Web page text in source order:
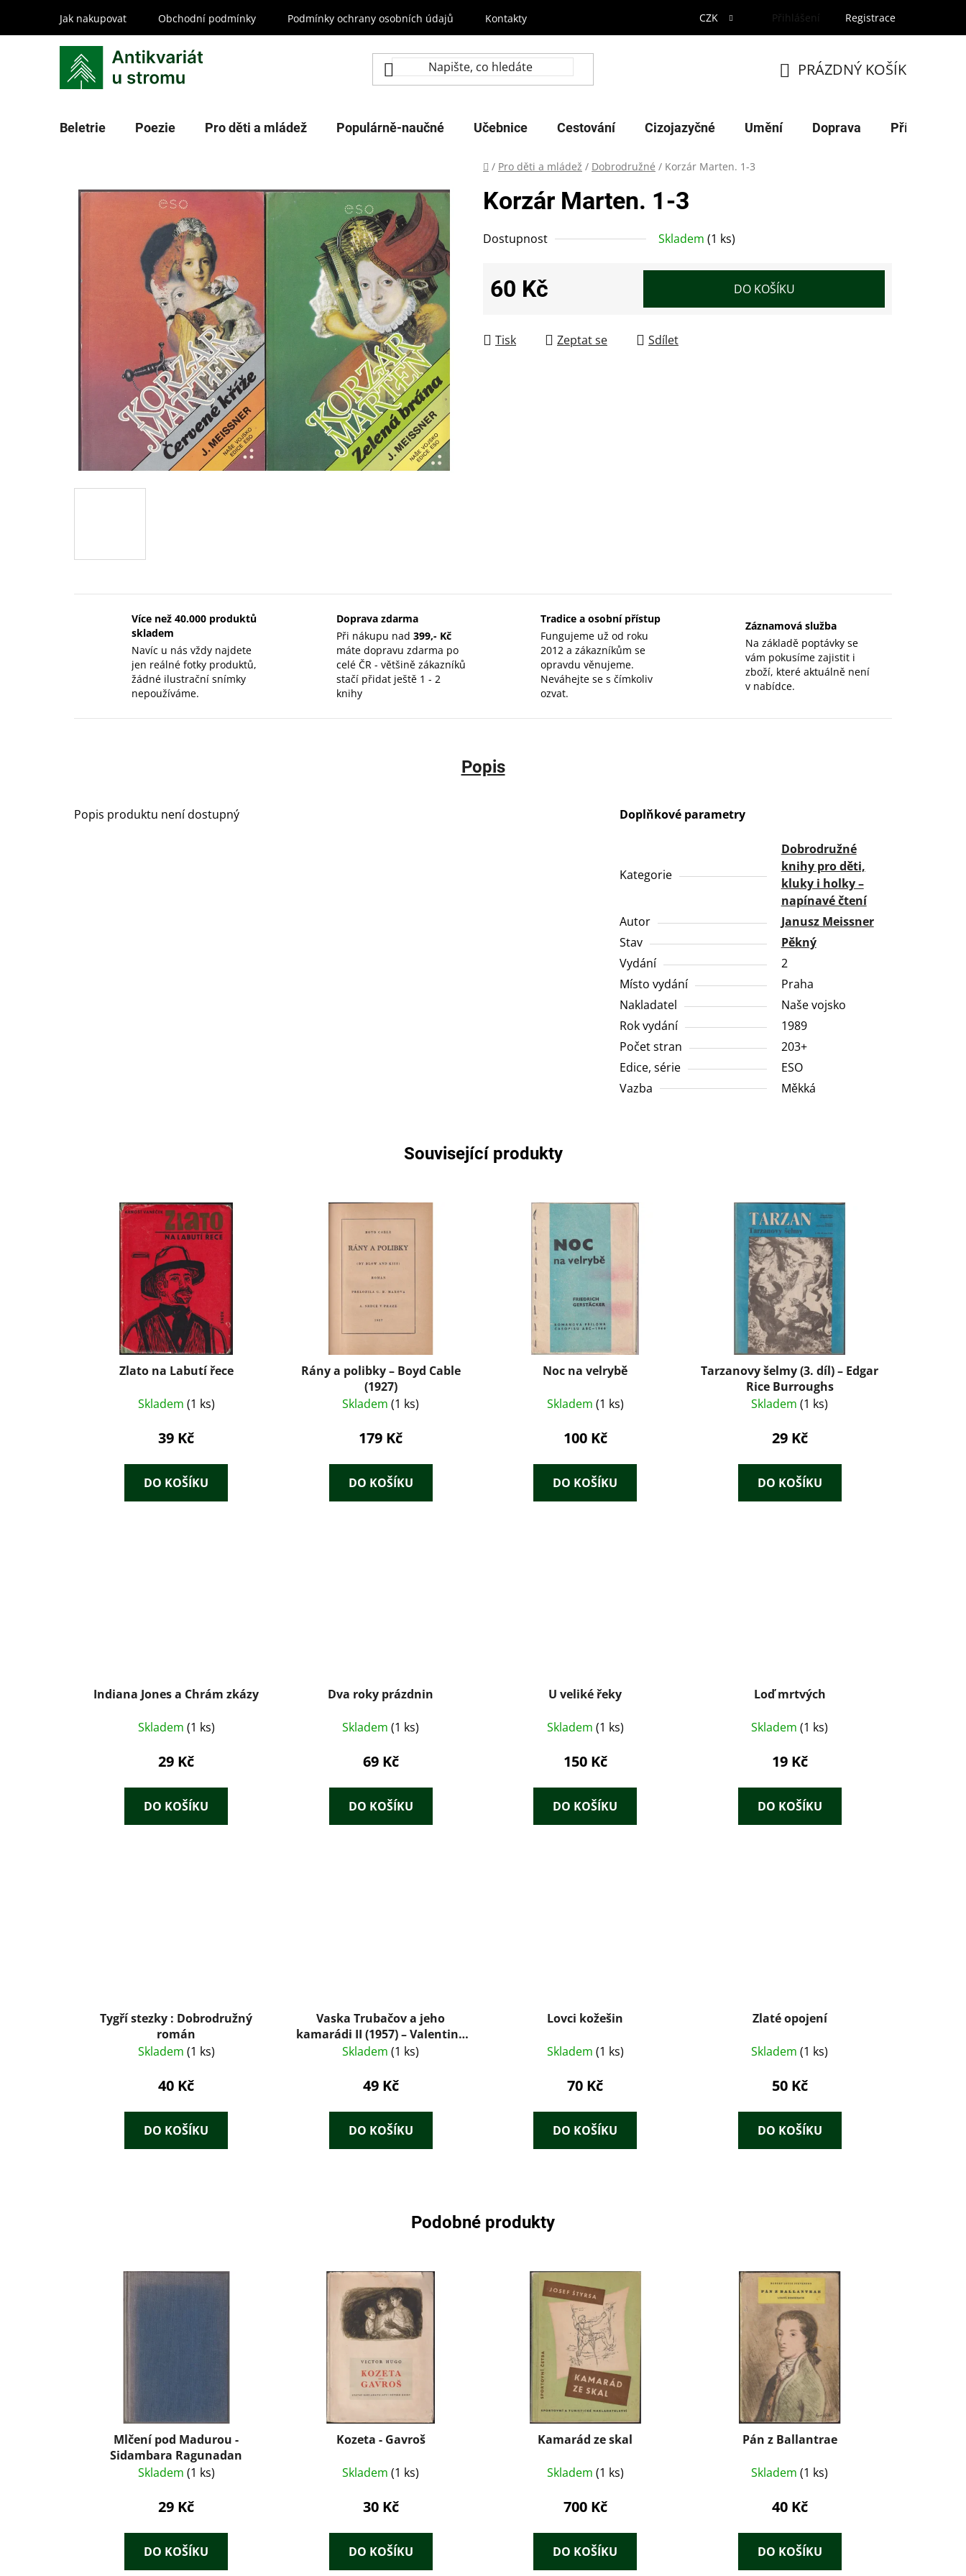
obsah
Jak nakupovat Obchodní podmínky Podmínky ochrany osobních údajů Kontakty CZK Přihlášení Registrace
KOŠÍK
PRÁZDNÝ KOŠÍK
Beletrie Poezie Pro děti a mládež Populárně-naučné Učebnice Cestování Cizojazyčné Umění Doprava Příroda
Domů
/ Pro děti a mládež / Dobrodružné / Korzár Marten. 1-3
Korzár Marten. 1-3
Dostupnost Skladem (1 ks)
60 Kč DO KOŠÍKU
Tisk Zeptat se Sdílet
Více než 40.000 produktů
skladem
Navíc u nás vždy najdete
jen reálné fotky produktů,
žádné ilustrační snímky
nepoužíváme.
Doprava zdarma
Při nákupu nad 399,- Kč
máte dopravu zdarma po
celé ČR - většině zákazníků
stačí přidat ještě 1 - 2
knihy
Tradice a osobní přístup
Fungujeme už od roku
2012 a zákazníkům se
opravdu věnujeme.
Neváhejte se s čímkoliv
ozvat.
Záznamová služba
Na základě poptávky se
vám pokusíme zajistit i
zboží, které aktuálně není
v nabídce.
Popis
Popis produktu není dostupný Doplňkové parametry
Kategorie
Dobrodružné
knihy pro děti,
kluky i holky –
napínavé čtení
Autor
Janusz Meissner
Stav
Pěkný
Vydání
2
Místo vydání
Praha
Nakladatel
Naše vojsko
Rok vydání
1989
Počet stran
203+
Edice, série
ESO
Vazba
Měkká
Související produkty
Zlato na Labutí řece
Skladem (1 ks)
39 Kč
DO KOŠÍKU
Rány a polibky – Boyd Cable
(1927)
Skladem(1 ks)
179 Kč
DO KOŠÍKU
Noc na velrybě
Skladem (1 ks)
100 Kč
DO KOŠÍKU
Tarzanovy šelmy (3. díl) – Edgar
Rice Burroughs
Skladem(1 ks)
29 Kč
DO KOŠÍKU
Indiana Jones a Chrám zkázy
Skladem (1 ks)
29 Kč
DO KOŠÍKU
Dva roky prázdnin
Skladem(1 ks)
69 Kč
DO KOŠÍKU
U veliké řeky
Skladem (1 ks)
150 Kč
DO KOŠÍKU
Loď mrtvých
Skladem(1 ks)
19 Kč
DO KOŠÍKU
Tygří stezky : Dobrodružný
román
Skladem (1 ks)
40 Kč
DO KOŠÍKU
Vaska Trubačov a jeho
kamarádi II (1957) – Valentina
Osejevová
Skladem(1 ks)
49 Kč
DO KOŠÍKU
Lovci kožešin
Skladem (1 ks)
70 Kč
DO KOŠÍKU
Zlaté opojení
Skladem(1 ks)
50 Kč
DO KOŠÍKU
Podobné produkty
Mlčení pod Madurou -
Sidambara Ragunadan
Skladem (1 ks)
29 Kč
DO KOŠÍKU
Kozeta - Gavroš
Skladem(1 ks)
30 Kč
DO KOŠÍKU
Kamarád ze skal
Skladem (1 ks)
700 Kč
DO KOŠÍKU
Pán z Ballantrae
Skladem(1 ks)
40 Kč
DO KOŠÍKU